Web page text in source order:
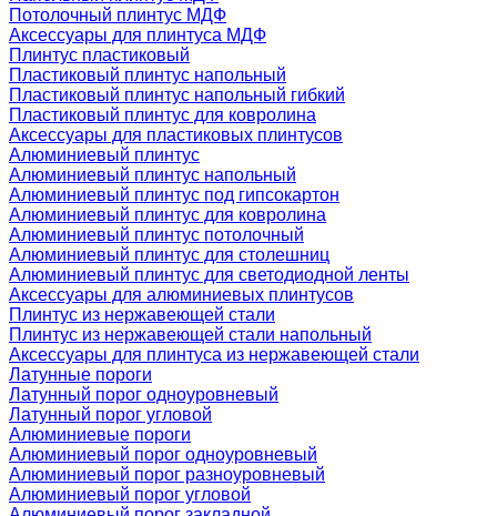
Потолочный плинтус МДФ
Аксессуары для плинтуса МДФ
Плинтус пластиковый
Пластиковый плинтус напольный
Пластиковый плинтус напольный гибкий
Пластиковый плинтус для ковролина
Аксессуары для пластиковых плинтусов
Алюминиевый плинтус
Алюминиевый плинтус напольный
Алюминиевый плинтус под гипсокартон
Алюминиевый плинтус для ковролина
Алюминиевый плинтус потолочный
Алюминиевый плинтус для столешниц
Алюминиевый плинтус для светодиодной ленты
Аксессуары для алюминиевых плинтусов
Плинтус из нержавеющей стали
Плинтус из нержавеющей стали напольный
Аксессуары для плинтуса из нержавеющей стали
Латунные пороги
Латунный порог одноуровневый
Латунный порог угловой
Алюминиевые пороги
Алюминиевый порог одноуровневый
Алюминиевый порог разноуровневый
Алюминиевый порог угловой